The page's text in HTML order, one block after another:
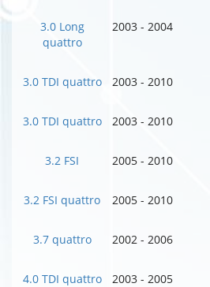
3.0 Long
quattro
2003 - 2004
3.0 TDI quattro 2003 - 2010
3.0 TDI quattro 2003 - 2010
3.2 FSI 2005 - 2010
3.2 FSI quattro 2005 - 2010
3.7 quattro 2002 - 2006
4.0 TDI quattro 2003 - 2005